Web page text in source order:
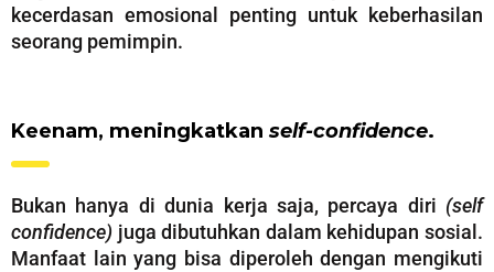
kecerdasan emosional penting untuk keberhasilan
seorang pemimpin.
Keenam, meningkatkan self-confidence.
Bukan hanya di dunia kerja saja, percaya diri (self
confidence) juga dibutuhkan dalam kehidupan sosial.
Manfaat lain yang bisa diperoleh dengan mengikuti